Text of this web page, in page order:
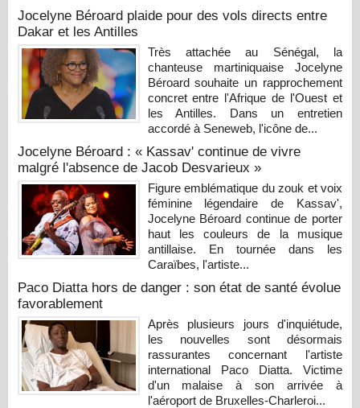
Jocelyne Béroard plaide pour des vols directs entre
Dakar et les Antilles
Très attachée au Sénégal, la
chanteuse martiniquaise Jocelyne
Béroard souhaite un rapprochement
concret entre l'Afrique de l'Ouest et
les Antilles. Dans un entretien
accordé à Seneweb, l'icône de...
Jocelyne Béroard : « Kassav' continue de vivre
malgré l'absence de Jacob Desvarieux »
Figure emblématique du zouk et voix
féminine légendaire de Kassav',
Jocelyne Béroard continue de porter
haut les couleurs de la musique
antillaise. En tournée dans les
Caraïbes, l'artiste...
Paco Diatta hors de danger : son état de santé évolue
favorablement
Après plusieurs jours d'inquiétude,
les nouvelles sont désormais
rassurantes concernant l'artiste
international Paco Diatta. Victime
d'un malaise à son arrivée à
l'aéroport de Bruxelles-Charleroi...